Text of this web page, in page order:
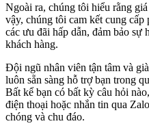
Ngoài ra, chúng tôi hiểu rằng
vậy, chúng tôi cam kết cung
các ưu đãi hấp dẫn, đảm bảo sự
khách hàng.
Đội ngũ nhân viên tận tâm và
luôn sẵn sàng hỗ trợ bạn trong
Bất kể bạn có bất kỳ câu hỏi
điện thoại hoặc nhắn tin qua
chóng và chu đáo.